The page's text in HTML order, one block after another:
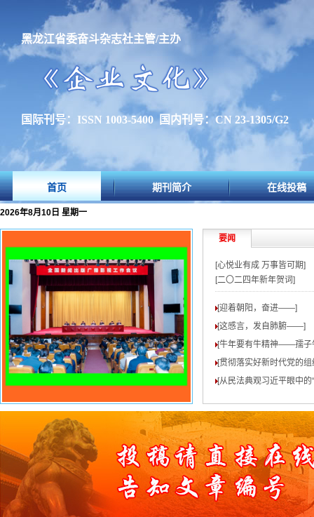
黑龙江省委奋斗杂志社主管/主办
国际刊号：ISSN 1003-5400 国内刊号：CN 23-1305/G2
首页 期刊简介 在线投稿
2026年8月10日 星期一
要闻
[心悦业有成 万事皆可期]
[二〇二四年新年贺词]
[迎着朝阳，奋进——]
[这感言，发自肺腑——]
[牛年要有牛精神——孺子
[贯彻落实好新时代党的组
[从民法典观习近平眼中的